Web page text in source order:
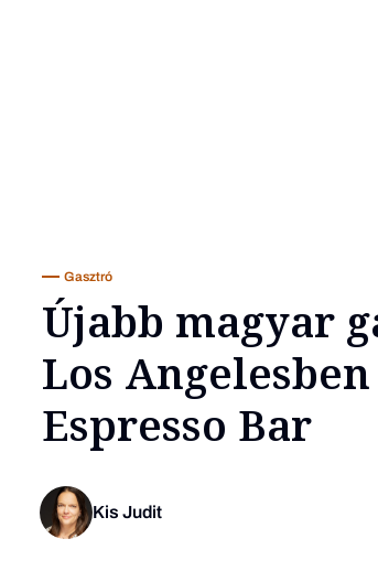
Gasztró
Újabb magyar
Los
Espresso Bar
Kis Judit